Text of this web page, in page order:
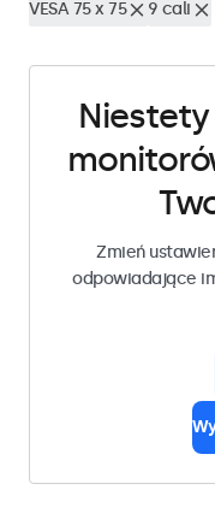
VESA 75 x 75 9 cali
Zmień
odpowiadające